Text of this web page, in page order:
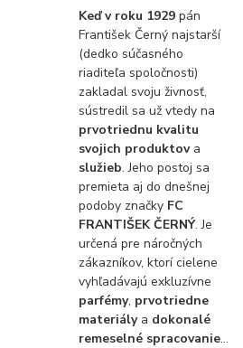
Keď v roku 1929 pán
František Černý najstarší
(dedko súčasného
riaditeľa spoločnosti)
zakladal svoju živnosť,
sústredil sa už vtedy na
prvotriednu kvalitu
svojich produktova
služieb. Jeho postoj sa
premieta aj do dnešnej
podoby značky FC
FRANTIŠEK ČERNÝ. Je
určená pre náročných
zákazníkov, ktorí cielene
vyhľadávajú exkluzívne
parfémy, prvotriedne
materiály a dokonalé
remeselné spracovanie…